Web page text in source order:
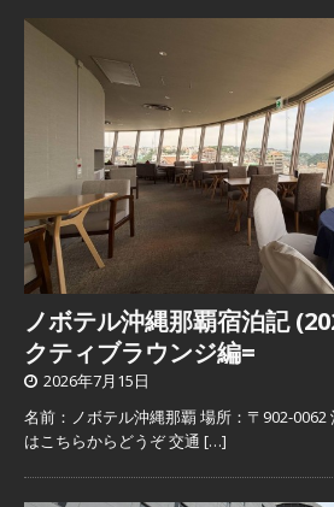
ノボテル沖縄那覇宿泊記
クティブラウンジ編=
2026年7月15日
名前：ノボテル沖縄那覇 場所：〒902-0062
はこちらからどうぞ 交通 […]